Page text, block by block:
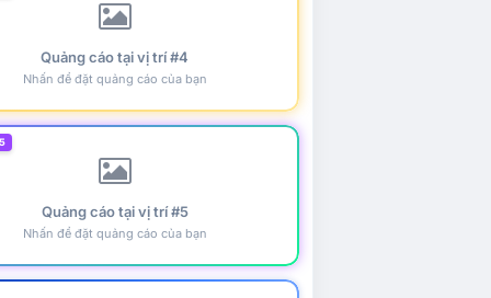
Quảng cáo tại vị trí #4
Nhấn để đặt quảng cáo của bạn
Quảng cáo tại vị trí #5
Nhấn để đặt quảng cáo của bạn